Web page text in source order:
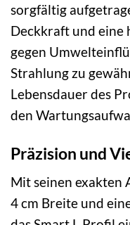
sorgfältig
Deckkraft und eine
gegen
Strahlung zu
Lebensdauer des
den
Präzision und
Mit seinen exakten
4 cm Breite und